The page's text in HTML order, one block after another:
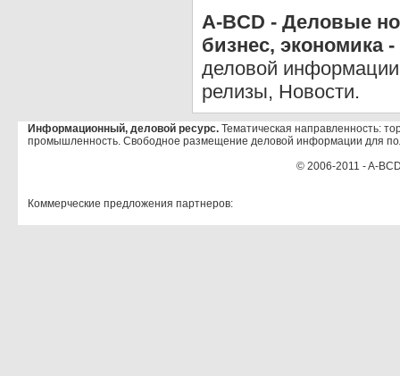
A-BCD - Деловые
бизнес, экономика
деловой
релизы, Новости.
Информационный, деловой ресурс. Тематическая направленность:
промышленность. Свободное размещение деловой информации для
© 2006-2011 - A-
Коммерческие предложения партнеров: